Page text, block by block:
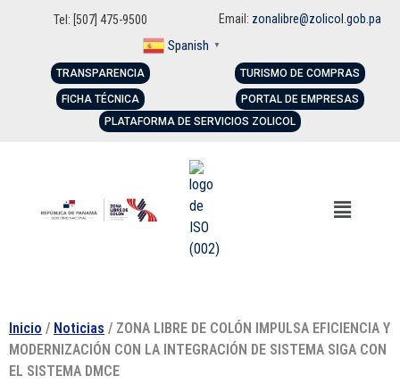
Tel: [507] 475-9500 Email: zonalibre@zolicol.gob.pa
Spanish ▼
TRANSPARENCIA
FICHA TÉCNICA
TURISMO DE COMPRAS
PORTAL DE EMPRESAS
PLATAFORMA DE SERVICIOS ZOLICOL
Inicio / Noticias / ZONA LIBRE DE COLÓN IMPULSA EFICIENCIA Y
MODERNIZACIÓN CON LA INTEGRACIÓN DE SISTEMA SIGA CON
EL SISTEMA DMCE